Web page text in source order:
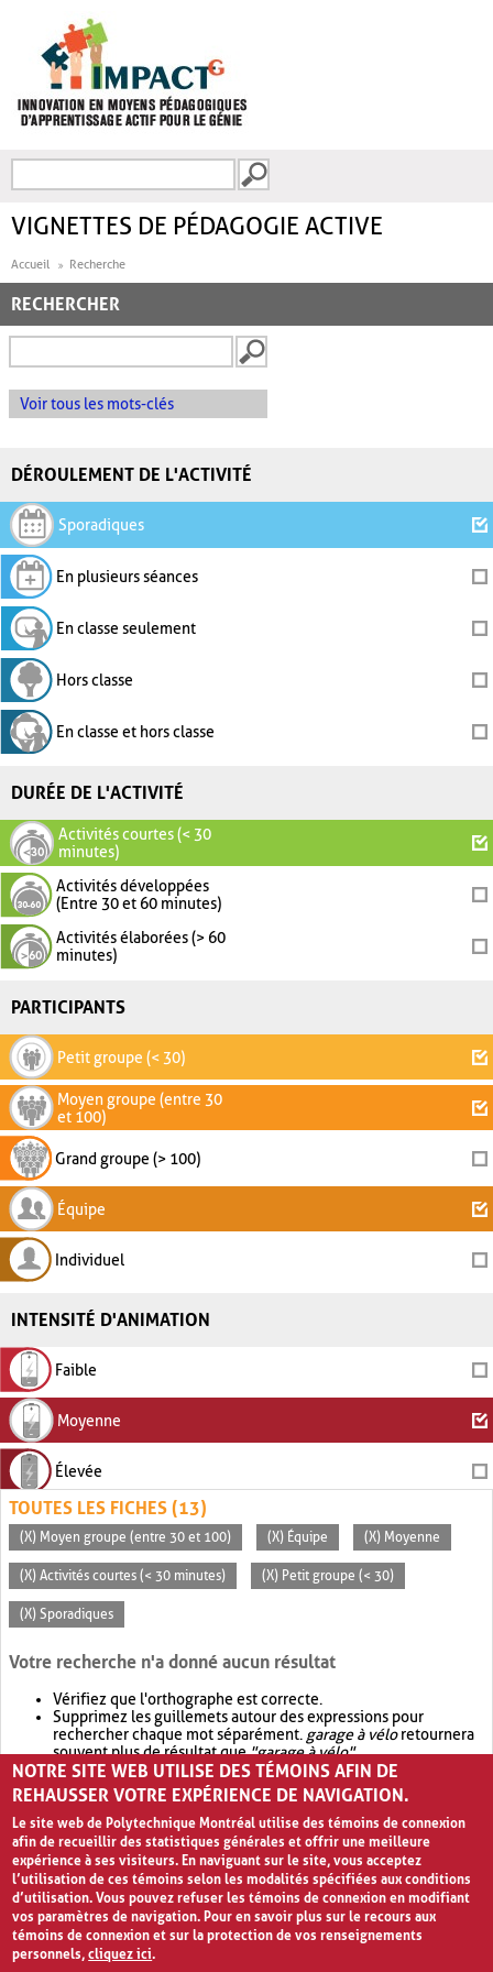
FORMULAIRE DE
VIGNETTES DE PÉDAGOGIE ACTIVE
Accueil Recherche
RECHERCHER
Voir tous les mots-clés
DÉROULEMENT DE L'ACTIVITÉ
Sporadiques
En plusieurs séances
En classe seulement
Hors classe
En classe et hors classe
DURÉE DE L'ACTIVITÉ
Activités courtes (< 30
minutes)
Activités développées
(Entre 30 et 60 minutes)
Activités élaborées (> 60
minutes)
PARTICIPANTS
Petit groupe (< 30)
Moyen groupe (entre 30
et 100)
Grand groupe (> 100)
Équipe
Individuel
INTENSITÉ D'ANIMATION
Faible
Moyenne
Élevée
TOUTES LES FICHES (13)
(X) Moyen groupe (entre 30 et 100) (X) Équipe (X) Moyenne
(X) Activités courtes (< 30 minutes) (X) Petit groupe (< 30)
(X) Sporadiques
Votre recherche n'a donné aucun résultat
Vérifiez que l'orthographe est correcte.
Supprimez les guillemets autour des expressions pour
rechercher chaque mot séparément. garage à véloretournera
souvent plus de résultat que"garage à vélo".
Envisagez d'élargir votre recherche avec OR.garage OR vélo
retournera souvent plus de résultat quegarage à vélo
NOTRE SITE WEB UTILISE DES TÉMOINS AFIN DE
REHAUSSER VOTRE EXPÉRIENCE DE NAVIGATION.
Le site web de Polytechnique Montréal utilise des témoins de connexion
afin de recueillir des statistiques générales et offrir une meilleure
expérience à ses visiteurs. En naviguant sur le site, vous acceptez
l’utilisation de ces témoins selon les modalités spécifiées aux conditions
d’utilisation. Vous pouvez refuser les témoins de connexion en modifiant
vos paramètres de navigation. Pour en savoir plus sur le recours aux
témoins de connexion et sur la protection de vos renseignements
personnels,cliquez ici.